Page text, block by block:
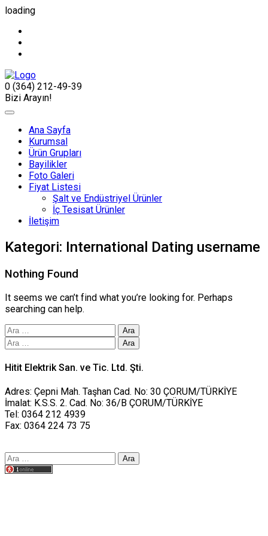
loading
0 (364) 212-49-39
Bizi Arayın!
Ana Sayfa
Kurumsal
Ürün Grupları
Bayilikler
Foto Galeri
Fiyat Listesi
Şalt ve Endüstriyel Ürünler
İç Tesisat Ürünler
İletişim
Kategori: International Dating username
Nothing Found
It seems we can’t find what you’re looking for. Perhaps
searching can help.
Arama:
Arama:
Hitit Elektrik San. ve Tic. Ltd. Şti.
Adres: Çepni Mah. Taşhan Cad. No: 30 ÇORUM/TÜRKİYE
İmalat: K.S.S. 2. Cad. No: 36/B ÇORUM/TÜRKİYE
Tel: 0364 212 4939
Fax: 0364 224 73 75
Arama: